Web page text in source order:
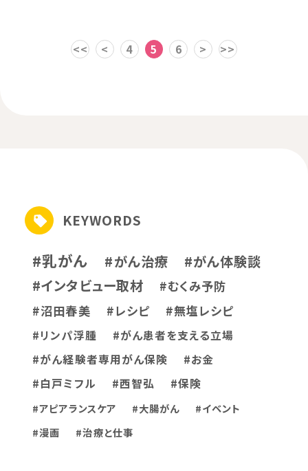
<< < 4 5 6 > >>
KEYWORDS
#乳がん #がん治療
#がん体験談
#インタビュー取材
#むくみ予防
#沼田春美
#レシピ #無塩レシピ
#リンパ浮腫
#がん患者を支える立場
#がん経験者専用がん保険
#お金
#白戸ミフル
#西智弘 #保険
#アピアランスケア #大腸がん
#イベント
#漫画
#治療と仕事